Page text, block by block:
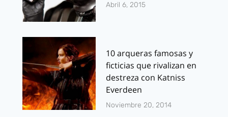
Abril 6, 2015
10 arqueras famosas y
ficticias que rivalizan en
destreza con Katniss
Everdeen
Noviembre 20, 2014